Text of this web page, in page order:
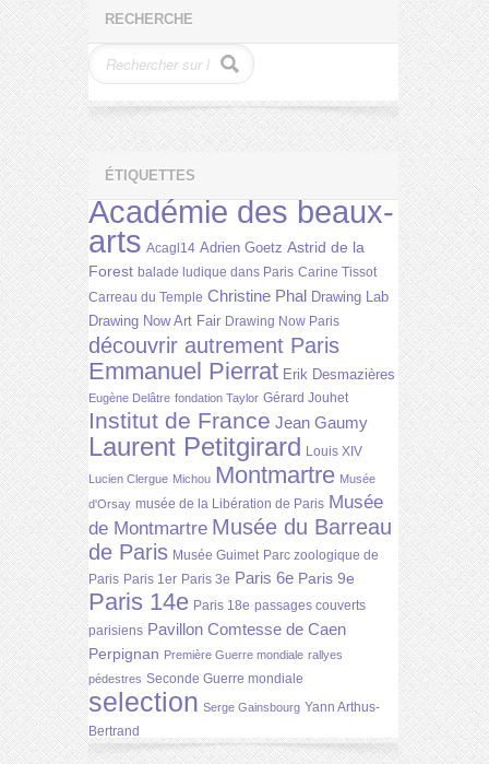
RECHERCHE
ÉTIQUETTES
Académie des beaux-
arts Acagl14 Adrien Goetz Astrid de la
Forest balade ludique dans Paris Carine Tissot
Carreau du Temple Christine Phal Drawing Lab
Drawing Now Art Fair Drawing Now Paris
découvrir autrement Paris
Emmanuel Pierrat Erik Desmazières
Eugène Delâtre fondation Taylor Gérard Jouhet
Institut de France Jean Gaumy
Laurent Petitgirard Louis XIV
Lucien Clergue Michou Montmartre Musée
d'Orsay musée de la Libération de Paris Musée
de Montmartre Musée du Barreau
de Paris Musée Guimet Parc zoologique de
Paris Paris 1er Paris 3e Paris 6e Paris 9e
Paris 14e Paris 18e passages couverts
parisiens Pavillon Comtesse de Caen
Perpignan Première Guerre mondiale rallyes
pédestres Seconde Guerre mondiale
selection Serge Gainsbourg Yann Arthus-
Bertrand